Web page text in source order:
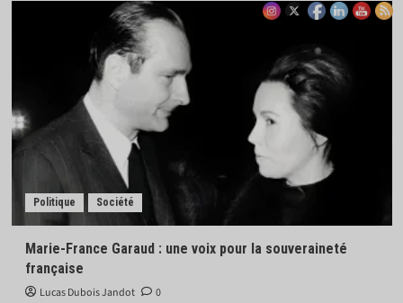
Politique Société
Marie-France Garaud : une voix pour la souveraineté
française
Lucas Dubois Jandot
0